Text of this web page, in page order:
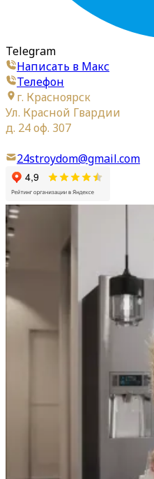
Telegram
Написать в Макс
Телефон
г. Красноярск
Ул. Красной Гвардии
д. 24 оф. 307
24stroydom@gmail.com